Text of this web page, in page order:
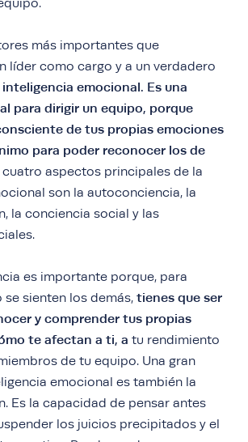
más importantes que
líder como cargo y a un verdadero
inteligencia emocional. Es una
para dirigir un equipo, porque
de tus propias emociones
para poder reconocer los de
cuatro aspectos principales de la
son la autoconciencia, la
la conciencia social y las
es importante porque, para
sienten los demás, tienes que ser
y comprender tus propias
te afectan a ti, a tu rendimiento
de tu equipo. Una gran
emocional es también la
Es la capacidad de pensar antes
los juicios precipitados y el